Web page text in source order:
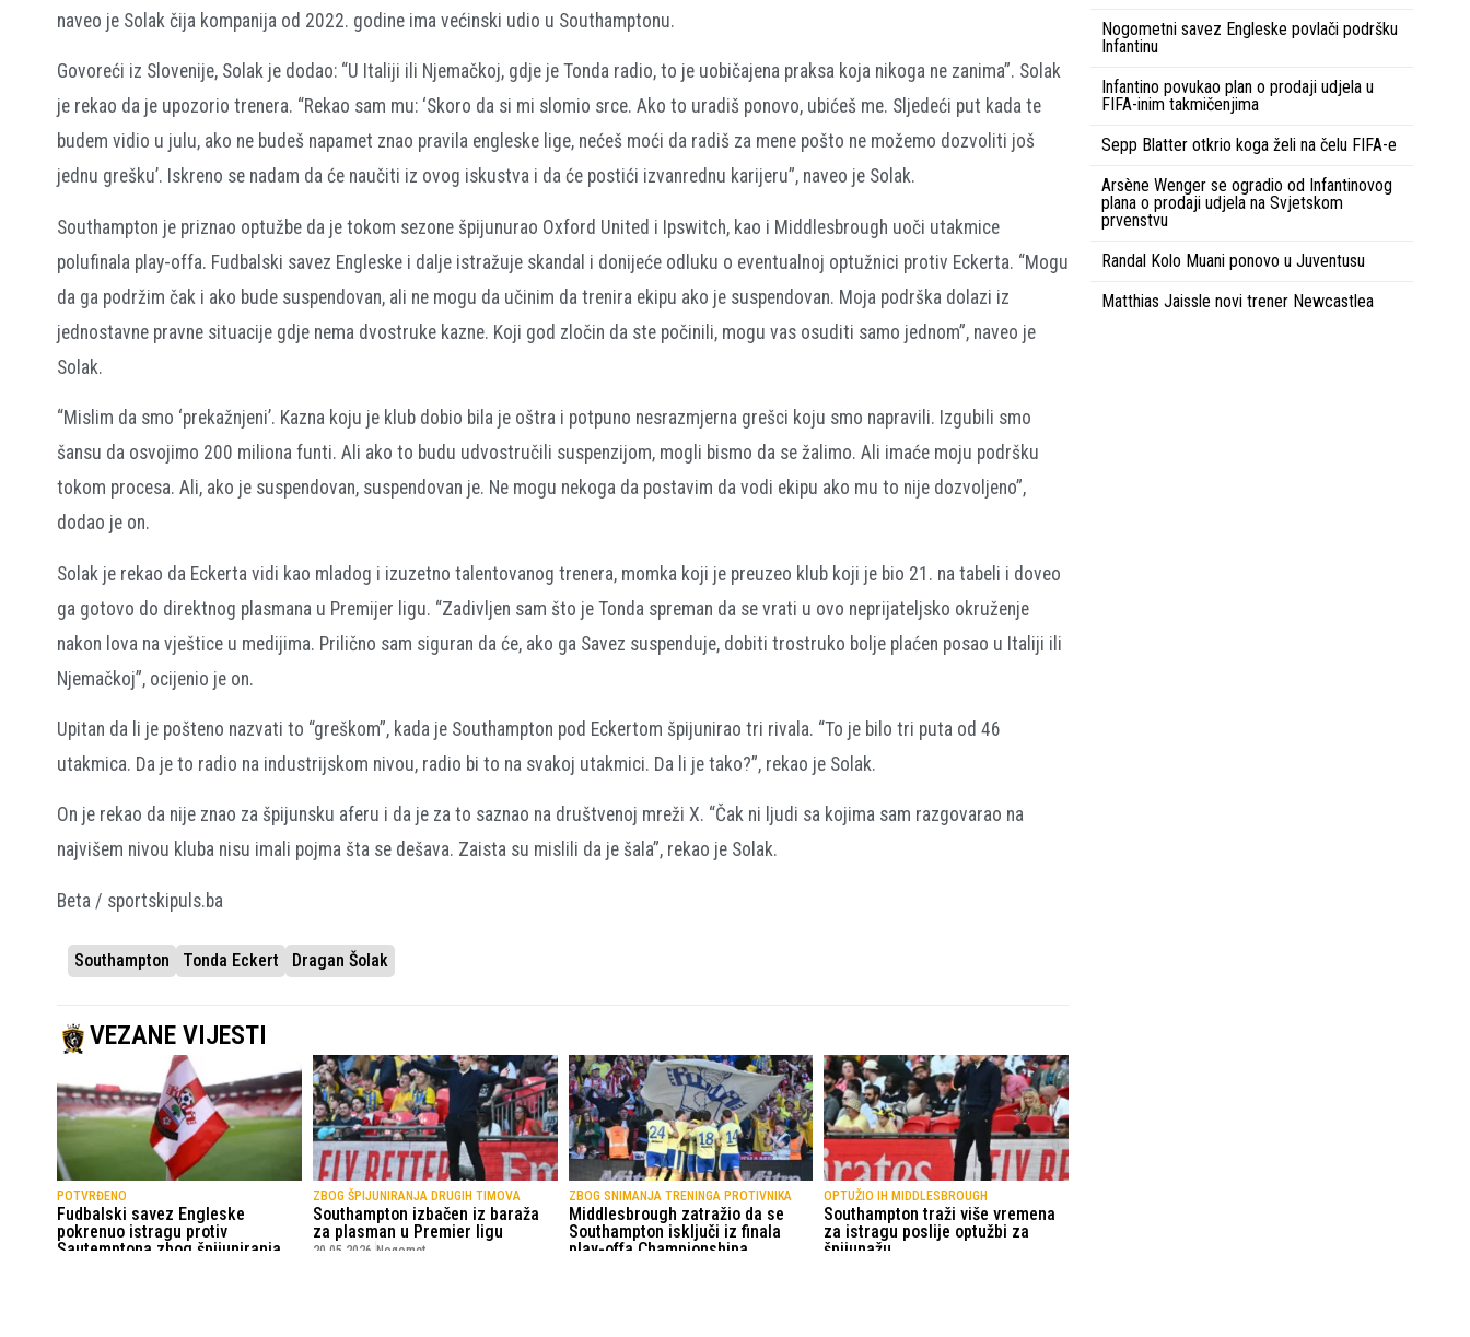
naveo je Solak čija kompanija od 2022. godine ima većinski udio u Southamptonu.
Govoreći iz Slovenije, Solak je dodao: “U Italiji ili Njemačkoj, gdje je Tonda radio, to je uobičajena praksa koja nikoga ne zanima”. Solak
je rekao da je upozorio trenera. “Rekao sam mu: ‘Skoro da si mi slomio srce. Ako to uradiš ponovo, ubićeš me. Sljedeći put kada te
budem vidio u julu, ako ne budeš napamet znao pravila engleske lige, nećeš moći da radiš za mene pošto ne možemo dozvoliti još
jednu grešku’. Iskreno se nadam da će naučiti iz ovog iskustva i da će postići izvanrednu karijeru”, naveo je Solak.
Southampton je priznao optužbe da je tokom sezone špijunurao Oxford United i Ipswitch, kao i Middlesbrough uoči utakmice
polufinala play-offa. Fudbalski savez Engleske i dalje istražuje skandal i donijeće odluku o eventualnoj optužnici protiv Eckerta. “Mogu
da ga podržim čak i ako bude suspendovan, ali ne mogu da učinim da trenira ekipu ako je suspendovan. Moja podrška dolazi iz
jednostavne pravne situacije gdje nema dvostruke kazne. Koji god zločin da ste počinili, mogu vas osuditi samo jednom”, naveo je
Solak.
“Mislim da smo ‘prekažnjeni’. Kazna koju je klub dobio bila je oštra i potpuno nesrazmjerna grešci koju smo napravili. Izgubili smo
šansu da osvojimo 200 miliona funti. Ali ako to budu udvostručili suspenzijom, mogli bismo da se žalimo. Ali imaće moju podršku
tokom procesa. Ali, ako je suspendovan, suspendovan je. Ne mogu nekoga da postavim da vodi ekipu ako mu to nije dozvoljeno”,
dodao je on.
Solak je rekao da Eckerta vidi kao mladog i izuzetno talentovanog trenera, momka koji je preuzeo klub koji je bio 21. na tabeli i doveo
ga gotovo do direktnog plasmana u Premijer ligu. “Zadivljen sam što je Tonda spreman da se vrati u ovo neprijateljsko okruženje
nakon lova na vještice u medijima. Prilično sam siguran da će, ako ga Savez suspenduje, dobiti trostruko bolje plaćen posao u Italiji ili
Njemačkoj”, ocijenio je on.
Upitan da li je pošteno nazvati to “greškom”, kada je Southampton pod Eckertom špijunirao tri rivala. “To je bilo tri puta od 46
utakmica. Da je to radio na industrijskom nivou, radio bi to na svakoj utakmici. Da li je tako?”, rekao je Solak.
On je rekao da nije znao za špijunsku aferu i da je za to saznao na društvenoj mreži X. “Čak ni ljudi sa kojima sam razgovarao na
najvišem nivou kluba nisu imali pojma šta se dešava. Zaista su mislili da je šala”, rekao je Solak.
Beta / sportskipuls.ba
Southampton Tonda Eckert Dragan Šolak
VEZANE VIJESTI
POTVRĐENO
Fudbalski savez Engleske
pokrenuo istragu protiv
Sautemptona zbog špijuniranja
ZBOG ŠPIJUNIRANJA DRUGIH TIMOVA
Southampton izbačen iz baraža
za plasman u Premier ligu
20.05.2026. Nogomet
ZBOG SNIMANJA TRENINGA PROTIVNIKA
Middlesbrough zatražio da se
Southampton isključi iz finala
play-offa Championshipa
OPTUŽIO IH MIDDLESBROUGH
Southampton traži više vremena
za istragu poslije optužbi za
špijunažu
Nogometni savez Engleske povlači podršku
Infantinu
Infantino povukao plan o prodaji udjela u
FIFA-inim takmičenjima
Sepp Blatter otkrio koga želi na čelu FIFA-e
Arsène Wenger se ogradio od Infantinovog
plana o prodaji udjela na Svjetskom
prvenstvu
Randal Kolo Muani ponovo u Juventusu
Matthias Jaissle novi trener Newcastlea